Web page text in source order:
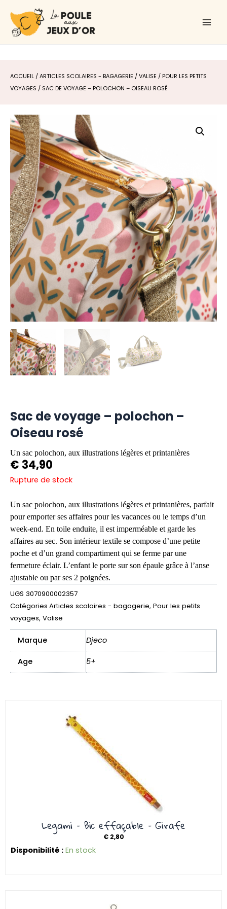
contenu
ACCUEIL /ARTICLES SCOLAIRES - BAGAGERIE /VALISE /POUR LES PETITS
VOYAGES / SAC DE VOYAGE – POLOCHON – OISEAU ROSÉ
Sac de voyage – polochon –
Oiseau rosé
Un sac polochon, aux illustrations légères et printanières
€ 34,90
Rupture de stock
Un sac polochon, aux illustrations légères et printanières, parfait
pour emporter ses affaires pour les vacances ou le temps d’un
week-end. En toile enduite, il est imperméable et garde les
affaires au sec. Son intérieur textile se compose d’une petite
poche et d’un grand compartiment qui se ferme par une
fermeture éclair. L’enfant le porte sur son épaule grâce à l’anse
ajustable ou par ses 2 poignées.
UGS 3070900002357
Catégories Articles scolaires - bagagerie, Pour les petits
voyages, Valise
Marque Djeco
Age 5+
Legami – Bic effaçable – Girafe
€2,80
Disponibilité : En stock